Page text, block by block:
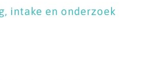
intake en onderzoek